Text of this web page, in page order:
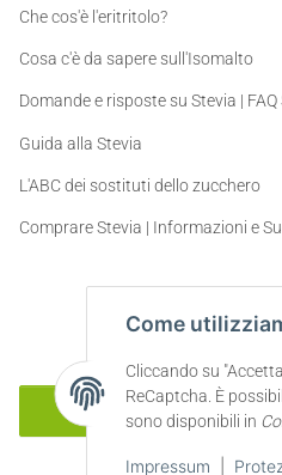
Come
Cliccando su
ReCaptcha. È
sono disponibili in
Impressum
Che cos'è l'eritritolo?
Cosa c'è da sapere sull'Isomalto
Domande e risposte su Stevia | FAQ
Guida alla Stevia
L'ABC dei sostituti dello zucchero
Comprare Stevia | Informazioni e
Recesso dal contratto